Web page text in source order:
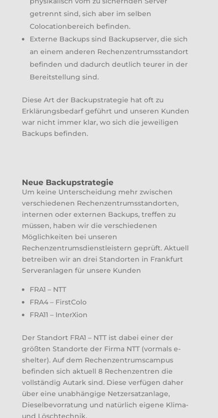
getrennt sind, sich aber im selben
Colocationbereich befinden.
Externe Backups sind Backupserver, die sich
an einem anderen Rechenzentrumsstandort
befinden und dadurch deutlich teurer in der
Bereitstellung sind.
Diese Art der Backupstrategie hat oft zu
Erklärungsbedarf geführt und unseren Kunden
war nicht immer klar, wo sich die jeweiligen
Backups befinden.
Neue Backupstrategie
Um keine Unterscheidung mehr zwischen
verschiedenen Rechenzentrumsstandorten,
internen oder externen Backups, treffen zu
müssen, haben wir die verschiedenen
Möglichkeiten bei unseren
Rechenzentrumsdienstleistern geprüft. Aktuell
betreiben wir an drei Standorten in Frankfurt
Serveranlagen für unsere Kunden
FRA1 – NTT
FRA4 – FirstColo
FRA11 – InterXion
Der Standort FRA1 – NTT ist dabei einer der
größten Standorte der Firma NTT (vormals e-
shelter). Auf dem Rechenzentrumscampus
befinden sich aktuell 8 Rechenzentren die
vollständig Autark sind. Diese verfügen daher
über eine unabhängige Netzersatzanlage,
Dieselbevorratung und natürlich eigene Klima-
und Löschtechnik.